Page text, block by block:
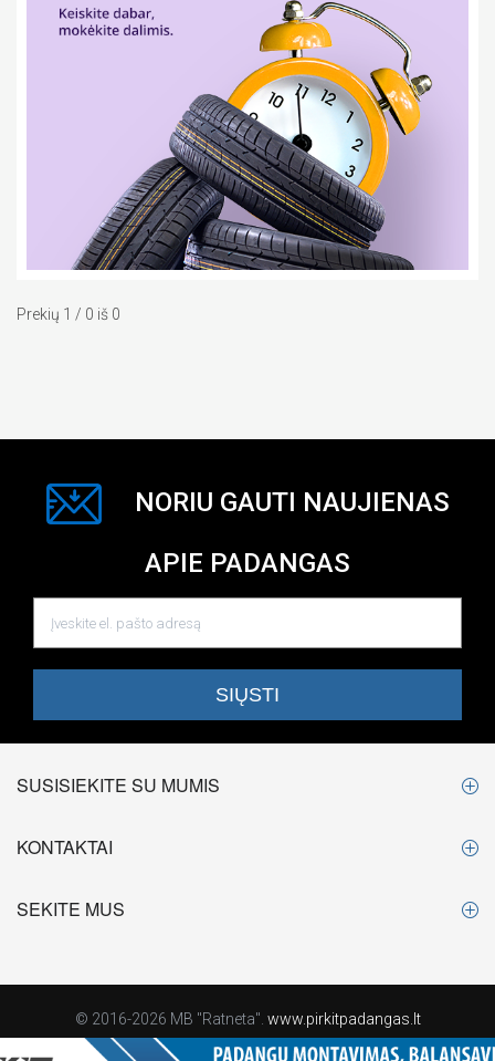
Prekių 1 / 0 iš 0
NORIU GAUTI NAUJIENAS
APIE PADANGAS
SUSISIEKITE SU MUMIS
KONTAKTAI
SEKITE MUS
© 2016-2026 MB "Ratneta". www.pirkitpadangas.lt